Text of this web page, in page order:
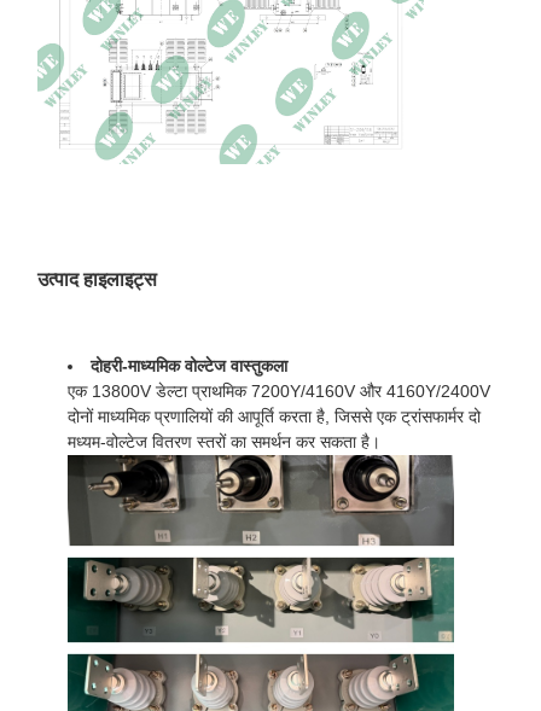
मुक़ाबला 5.72%
DIMENSIONS 130 x 107 x 96 इंच
वज़न 32,350 पौंड
उत्पाद हाइलाइट्स
दोहरी-माध्यमिक वोल्टेज वास्तुकला
एक 13800V डेल्टा प्राथमिक 7200Y/4160V और 4160Y/2400V
दोनों माध्यमिक प्रणालियों की आपूर्ति करता है, जिससे एक ट्रांसफार्मर दो
मध्यम-वोल्टेज वितरण स्तरों का समर्थन कर सकता है।